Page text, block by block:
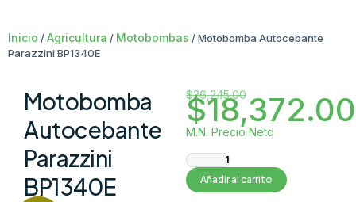
Inicio /Agricultura / Motobombas / Motobomba Autocebante
Parazzini BP1340E
Motobomba
Autocebante
Parazzini
BP1340E
$26,245.00
$18,372.00
M.N. Precio Neto
Añadir al carrito